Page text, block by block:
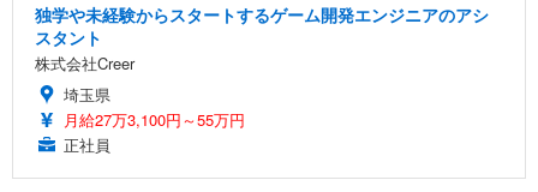
独学や未経験からスタートするゲーム開発エンジニアのアシ
スタント
株式会社Creer
埼玉県
月給27万3,100円～55万円
正社員